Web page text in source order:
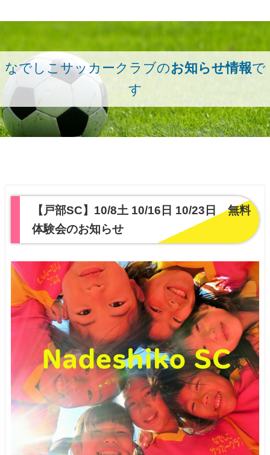
なでしこサッカークラブのお知らせ情報で
す
【戸部SC】10/8土 10/16日 10/23日 無料
体験会のお知らせ